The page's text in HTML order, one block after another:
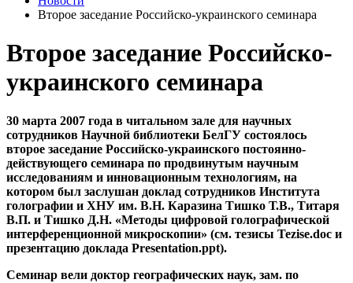
Второе заседание Российско-украинского семинара
Второе заседание Российско-
украинского семинара
30 марта 2007 года в читальном зале для научных
сотрудников Научной библиотеки БелГУ состоялось
второе заседание Российско-украинского постоянно-
действующего семинара по продвинутым научным
исследованиям и инновационным технологиям, на
котором был заслушан доклад сотрудников Института
голографии и ХНУ им. В.Н. Каразина Тишко Т.В., Титаря
В.П. и Тишко Д.Н. «Методы цифровой голографической
интерференционной микроскопии» (см. тезисы Tezise.doc и
презентацию доклада Presentation.ppt).
Семинар вели доктор географических наук, зам. по